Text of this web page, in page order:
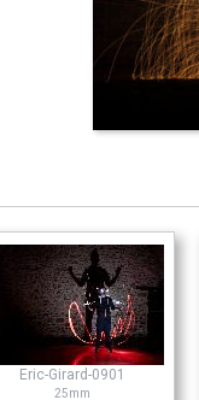
Eric-Girard-0901
25mm